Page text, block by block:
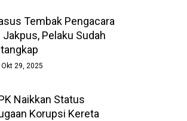
Tembak Pengacara
Jakpus, Pelaku Sudah
Okt 29, 2025
Naikkan Status
Korupsi Kereta